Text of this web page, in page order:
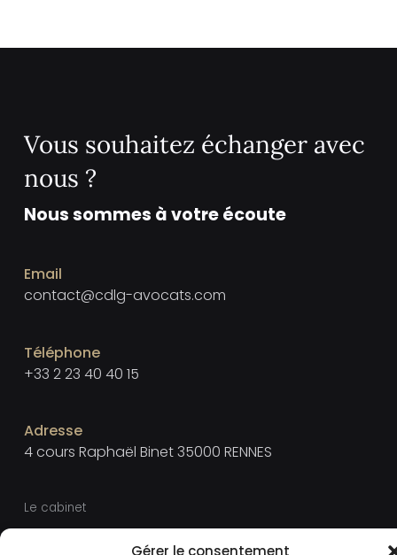
Gérer le consentement
Vous souhaitez échanger avec
nous ?
Nous sommes à votre écoute
Email
contact@cdlg-avocats.com
Téléphone
+33 2 23 40 40 15
Adresse
4 cours Raphaël Binet 35000 RENNES
Le cabinet